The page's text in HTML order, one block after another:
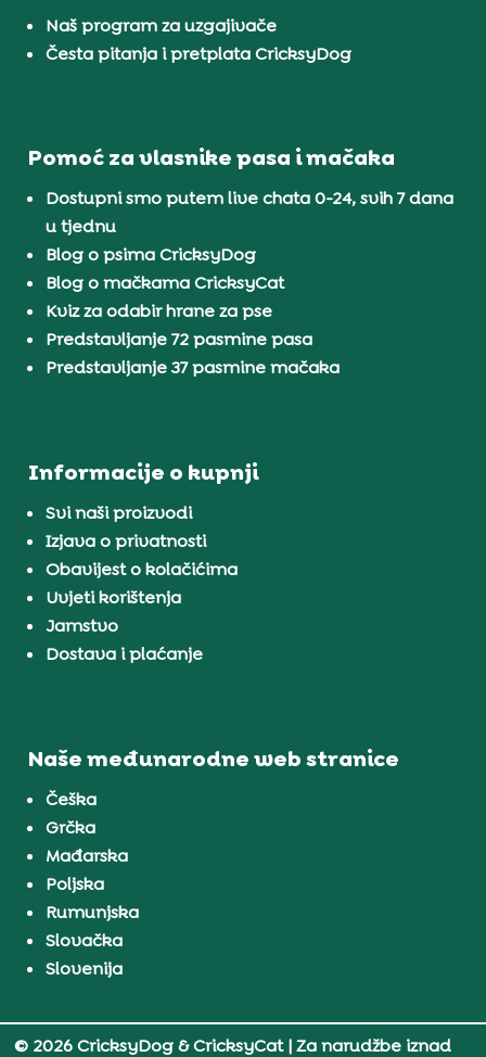
Naš program za uzgajivače
Česta pitanja i pretplata CricksyDog
Pomoć za vlasnike pasa i mačaka
Dostupni smo putem live chata 0-24, svih 7 dana
u tjednu
Blog o psima CricksyDog
Blog o mačkama CricksyCat
Kviz za odabir hrane za pse
Predstavljanje 72 pasmine pasa
Predstavljanje 37 pasmine mačaka
Informacije o kupnji
Svi naši proizvodi
Izjava o privatnosti
Obavijest o kolačićima
Uvjeti korištenja
Jamstvo
Dostava i plaćanje
Naše međunarodne web stranice
Češka
Grčka
Mađarska
Poljska
Rumunjska
Slovačka
Slovenija
© 2026 CricksyDog & CricksyCat| Za narudžbe iznad